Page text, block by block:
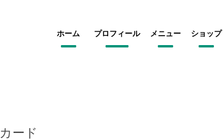
ホーム プロフィール メニュー ショップ
ード